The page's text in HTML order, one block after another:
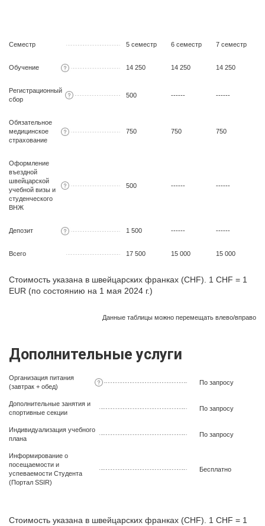
Семестр 5 семестр 6 семестр 7 семестр
Обучение 14 250 14 250 14 250
Регистрационный
сбор
500 ------ ------
Обязательное
медицинское
страхование
750 750 750
Оформление
въездной
швейцарской
учебной визы и
студенческого
ВНЖ
500 ------ ------
Депозит 1 500 ------ ------
Всего 17 500 15 000 15 000
Стоимость указана в швейцарских франках (CHF). 1 CHF = 1
EUR (по состоянию на 1 мая 2024 г.)
Данные таблицы можно перемещать влево/вправо
Дополнительные услуги
Организация питания
(завтрак + обед)
По запросу
Дополнительные занятия и
спортивные секции
По запросу
Индивидуализация учебного
плана
По запросу
Информирование о
посещаемости и
успеваемости Студента
(Портал SSIR)
Бесплатно
Стоимость указана в швейцарских франках (CHF). 1 CHF = 1